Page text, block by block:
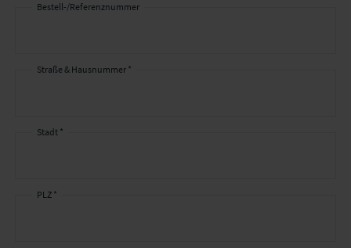
Bestell-/Referenznummer
Straße & Hausnummer *
Stadt *
PLZ *